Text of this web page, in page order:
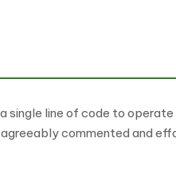
line of code to
commented and